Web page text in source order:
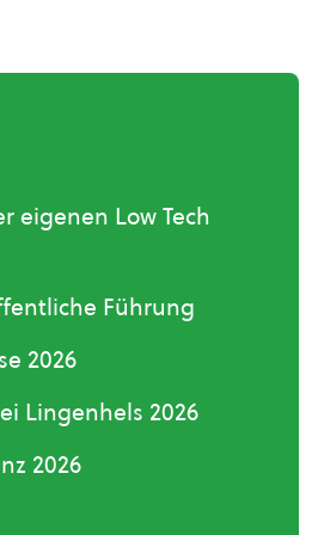
eigenen Low Tech
Führung
2026
Lingenhels 2026
2026